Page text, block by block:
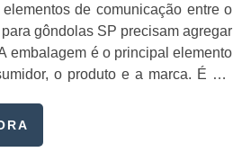
de comunicação entre o
gôndolas SP precisam agregar
embalagem é o principal elemento
o produto e a marca. É um
atenção...